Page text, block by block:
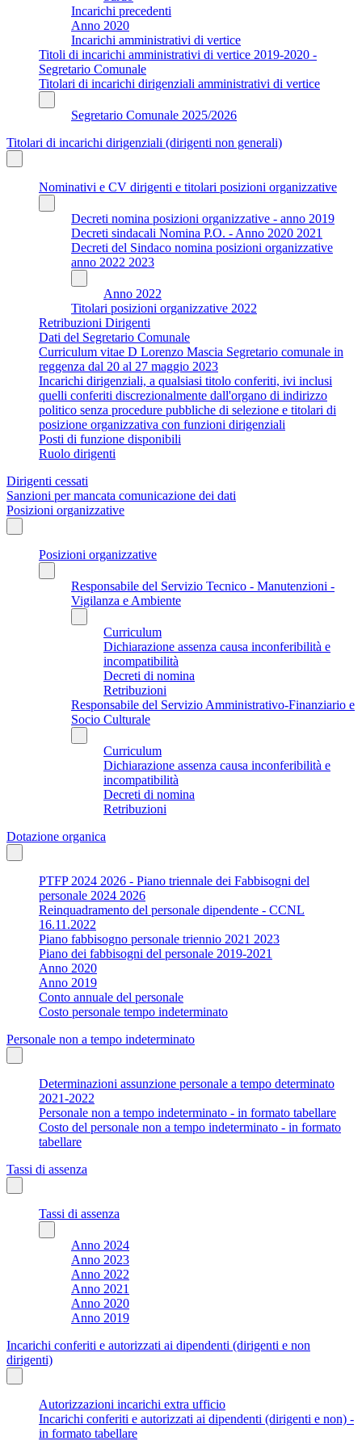
Incarichi precedenti
Anno 2020
Incarichi amministrativi di vertice
Titoli di incarichi amministrativi di vertice 2019-2020 -
Segretario Comunale
Titolari di incarichi dirigenziali amministrativi di vertice
Segretario Comunale 2025/2026
Titolari di incarichi dirigenziali (dirigenti non generali)
Nominativi e CV dirigenti e titolari posizioni organizzative
Decreti nomina posizioni organizzative - anno 2019
Decreti sindacali Nomina P.O. - Anno 2020 2021
Decreti del Sindaco nomina posizioni organizzative
anno 2022 2023
Anno 2022
Titolari posizioni organizzative 2022
Retribuzioni Dirigenti
Dati del Segretario Comunale
Curriculum vitae D Lorenzo Mascia Segretario comunale in
reggenza dal 20 al 27 maggio 2023
Incarichi dirigenziali, a qualsiasi titolo conferiti, ivi inclusi
quelli conferiti discrezionalmente dall'organo di indirizzo
politico senza procedure pubbliche di selezione e titolari di
posizione organizzativa con funzioni dirigenziali
Posti di funzione disponibili
Ruolo dirigenti
Dirigenti cessati
Sanzioni per mancata comunicazione dei dati
Posizioni organizzative
Posizioni organizzative
Responsabile del Servizio Tecnico - Manutenzioni -
Vigilanza e Ambiente
Curriculum
Dichiarazione assenza causa inconferibilità e
incompatibilità
Decreti di nomina
Retribuzioni
Responsabile del Servizio Amministrativo-Finanziario e
Socio Culturale
Curriculum
Dichiarazione assenza causa inconferibilità e
incompatibilità
Decreti di nomina
Retribuzioni
Dotazione organica
PTFP 2024 2026 - Piano triennale dei Fabbisogni del
personale 2024 2026
Reinquadramento del personale dipendente - CCNL
16.11.2022
Piano fabbisogno personale triennio 2021 2023
Piano dei fabbisogni del personale 2019-2021
Anno 2020
Anno 2019
Conto annuale del personale
Costo personale tempo indeterminato
Personale non a tempo indeterminato
Determinazioni assunzione personale a tempo determinato
2021-2022
Personale non a tempo indeterminato - in formato tabellare
Costo del personale non a tempo indeterminato - in formato
tabellare
Tassi di assenza
Tassi di assenza
Anno 2024
Anno 2023
Anno 2022
Anno 2021
Anno 2020
Anno 2019
Incarichi conferiti e autorizzati ai dipendenti (dirigenti e non
dirigenti)
Autorizzazioni incarichi extra ufficio
Incarichi conferiti e autorizzati ai dipendenti (dirigenti e non) -
in formato tabellare